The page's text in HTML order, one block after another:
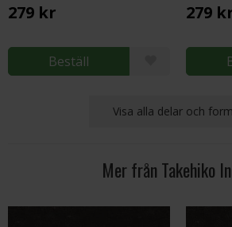
279 kr
Beställ
279
Visa alla delar och
Mer från Takehiko